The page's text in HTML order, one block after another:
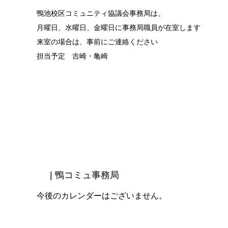
鴨池校区コミュニティ協議会事務局は、
月曜日、水曜日、金曜日に事務局職員が在室します
来室の場合は、事前にご連絡ください
担当予定 吉崎・亀崎
| 鴨コミュ事務局
今後のカレンダーはございません。